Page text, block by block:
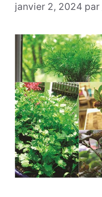
janvier 2, 2024 par